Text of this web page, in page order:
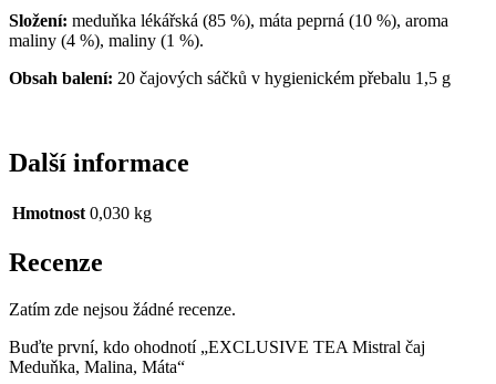
Složení: meduňka lékářská (85 %), máta peprná (10 %), aroma
maliny (4 %), maliny (1 %).
Obsah balení: 20 čajových sáčků v hygienickém přebalu 1,5 g
Další informace
Hmotnost 0,030 kg
Recenze
Zatím zde nejsou žádné recenze.
Buďte první, kdo ohodnotí „EXCLUSIVE TEA Mistral čaj
Meduňka, Malina, Máta“